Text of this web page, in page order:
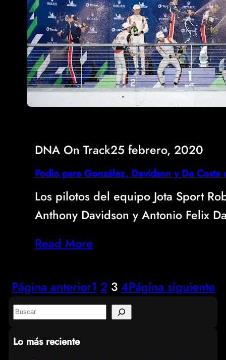
DNA On Track25 febrero, 2020
Podio para González, Davidson y Da Costa
Los pilotos del equipo Jota Sport
Anthony Davidson y Antonio Felix
Read More
Página anterior1 2 3 4Página siguiente
S
a
Lo más reciente